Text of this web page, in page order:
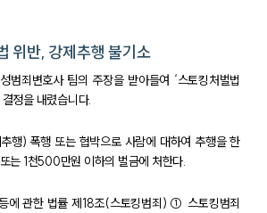
위반, 강제추행 불기소
범죄변호사 팀의 주장을 받아들여 ‘스토킹처벌법
정을 내렸습니다.
) 폭행 또는 협박으로 사람에 대하여 추행을 한
는 1천500만원 이하의 벌금에 처한다.
에 관한 법률 제18조(스토킹범죄) ① 스토킹범죄